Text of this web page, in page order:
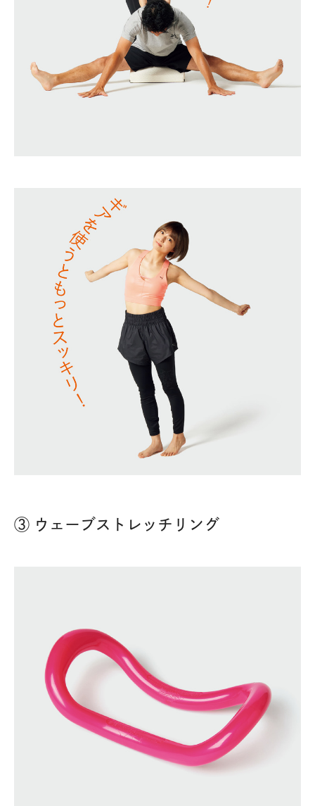
③ ウェーブストレッチリング